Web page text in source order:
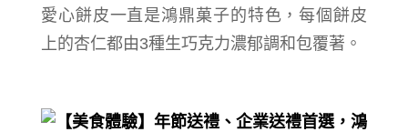
愛心餅皮一直是鴻鼎菓子的特色，每個餅皮
上的杏仁都由3種生巧克力濃郁調和 包覆著。